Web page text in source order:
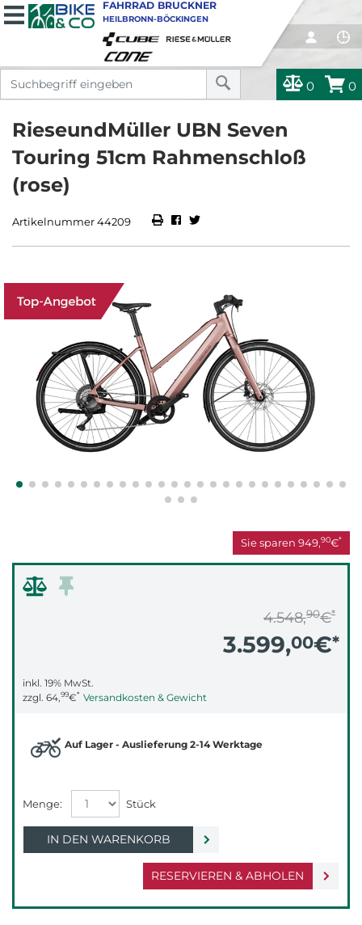
0 0
FAHRRAD BRUCKNER
HEILBRONN-BÖCKINGEN
RieseundMüller UBN Seven
Touring 51cm Rahmenschloß
(rose)
Artikelnummer 44209
Sie sparen 949,90€*
4.548,90€*
3.599,00€*
inkl. 19% MwSt.
zzgl. 64,99€* Versandkosten & Gewicht
RESERVIEREN & ABHOLEN
Auf Lager - Auslieferung 2-14 Werktage
IN DEN WARENKORB